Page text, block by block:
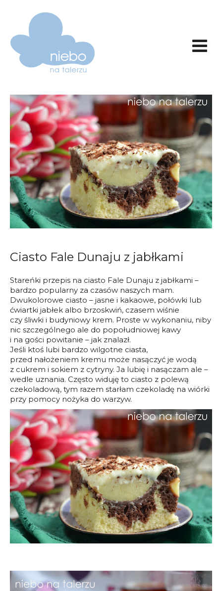
Ciasto Fale Dunaju z jabłkami
Stareńki przepis na ciasto Fale Dunaju z jabłkami –
bardzo popularny za czasów naszych mam.
Dwukolorowe ciasto – jasne i kakaowe, połówki lub
ćwiartki jabłek albo brzoskwiń, czasem wiśnie
czy śliwki i budyniowy krem. Proste w wykonaniu, niby
nic szczególnego ale do popołudniowej kawy
i na gości powitanie – jak znalazł.
Jeśli ktoś lubi bardzo wilgotne ciasta,
przed nałożeniem kremu może nasączyć je wodą
z cukrem i sokiem z cytryny. Ja lubię i nasączam ale –
wedle uznania. Często widuję to ciasto z polewą
czekoladową, tym razem starłam czekoladę na wiórki
przy pomocy nożyka do warzyw.